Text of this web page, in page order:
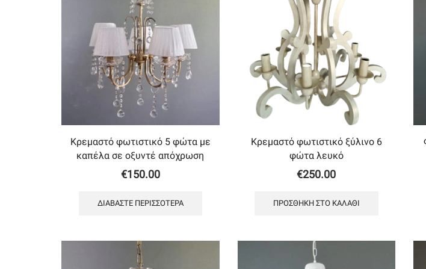
Κρεμαστό φωτιστικό 5 φώτα με
καπέλα σε οξυντέ απόχρωση
€150.00
ΔΙΑΒΆΣΤΕ ΠΕΡΙΣΣΌΤΕΡΑ
Κρεμαστό φωτιστικό ξύλινο 6
φώτα λευκό
€250.00
ΠΡΟΣΘΉΚΗ ΣΤΟ ΚΑΛΆΘΙ